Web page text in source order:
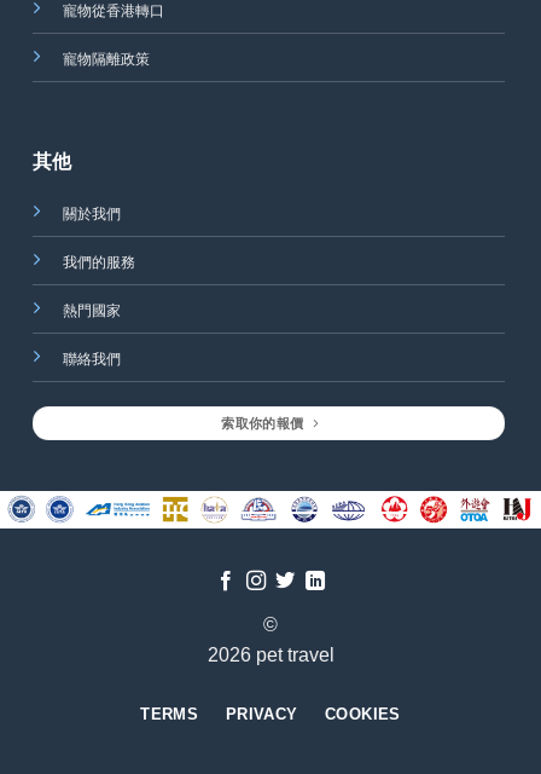
寵物從香港轉口
寵物隔離政策
其他
關於我們
我們的服務
熱門國家
聯絡我們
索取你的報價
©
2026 pet travel
TERMS PRIVACY COOKIES